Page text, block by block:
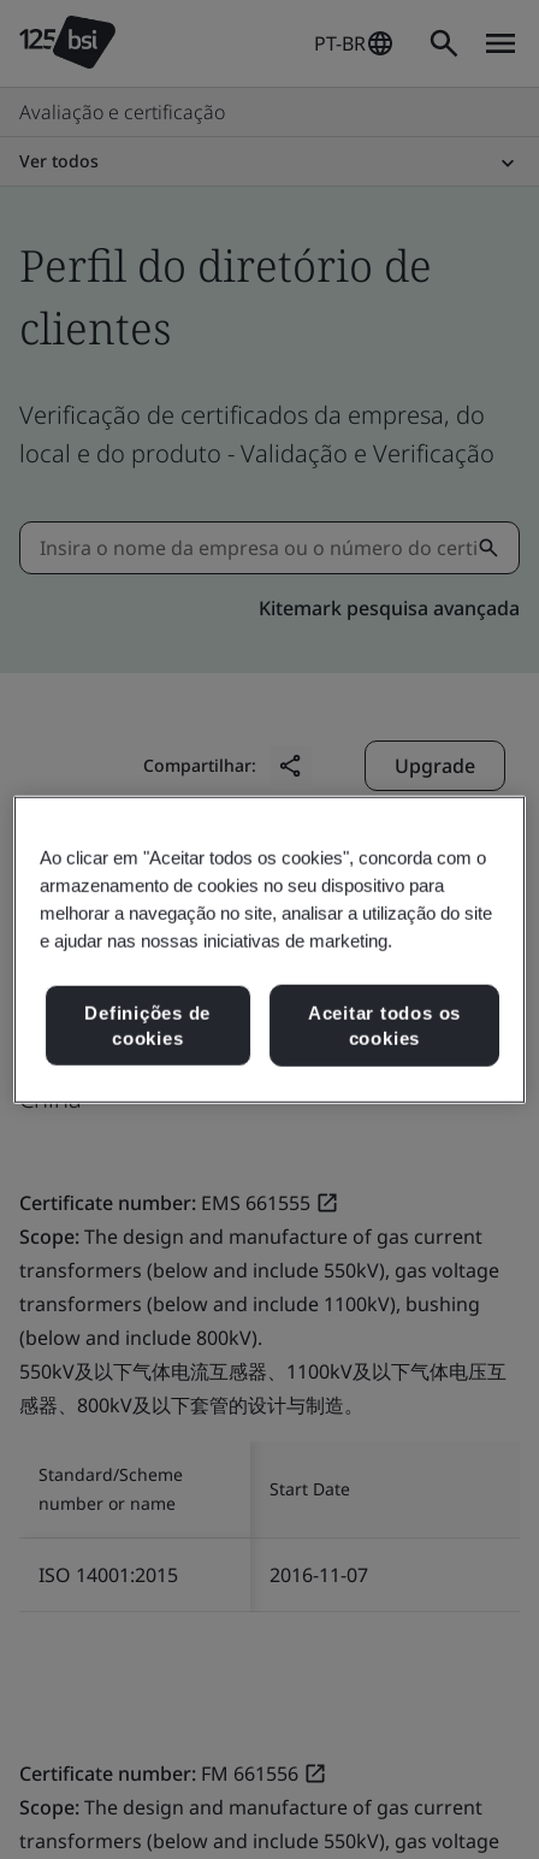
PT-BR
Avaliação e certificação
Ver todos
Perfil do diretório de
clientes
Verificação de certificados da empresa, do
local e do produto - Validação e Verificação
Kitemark pesquisa avançada
Compartilhar: Upgrade
Jiangsu Sieyuan Hertz Instrument
Transformer Co., Ltd.
No. 1, West Huimin Road
Economic Development Zone
Rugao
226572
China
Certificate number: EMS 661555
Scope:The design and manufacture of gas current
transformers (below and include 550kV), gas voltage
transformers (below and include 1100kV), bushing
(below and include 800kV).
550kV及以下气体电流互感器、1100kV及以下气体电压互
感器、800kV及以下套管的设计与制造。
Standard/Scheme
number or name
Start Date
ISO 14001:2015 2016-11-07
Certificate number: FM 661556
Scope:The design and manufacture of gas current
transformers (below and include 550kV), gas voltage
Ao clicar em "Aceitar todos os cookies", concorda com o
armazenamento de cookies no seu dispositivo para
melhorar a navegação no site, analisar a utilização do site
e ajudar nas nossas iniciativas de marketing.
Definições de
cookies
Aceitar todos os
cookies